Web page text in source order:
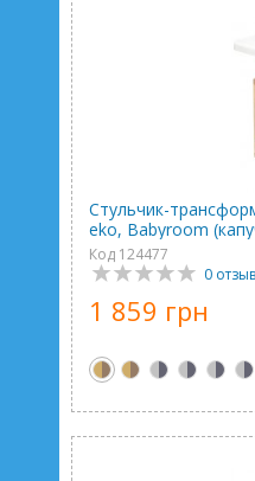
Стульчик-
eko, Babyroom
Код 124477
0
1 859 грн